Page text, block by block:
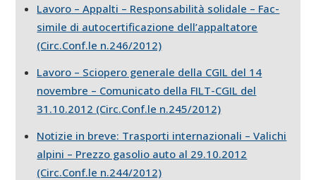
Lavoro – Appalti – Responsabilità solidale – Fac-
simile di autocertificazione dell’appaltatore
(Circ.Conf.le n.246/2012)
Lavoro – Sciopero generale della CGIL del 14
novembre – Comunicato della FILT-CGIL del
31.10.2012 (Circ.Conf.le n.245/2012)
Notizie in breve: Trasporti internazionali – Valichi
alpini – Prezzo gasolio auto al 29.10.2012
(Circ.Conf.le n.244/2012)